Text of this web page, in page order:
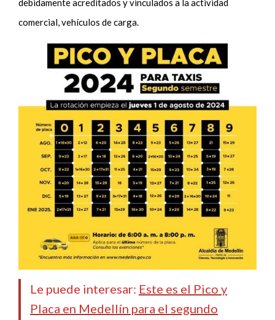
debidamente acreditados y vinculados a la actividad
comercial, vehículos de carga.
Le puede interesar: Este es el Pico y
Placa en Medellín para el segundo